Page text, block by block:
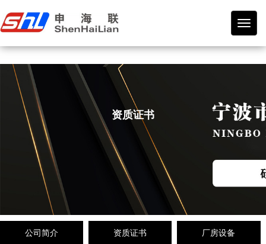
宁波
市海
曙申
司
资质证书
公司简介 资质证书 厂房设备